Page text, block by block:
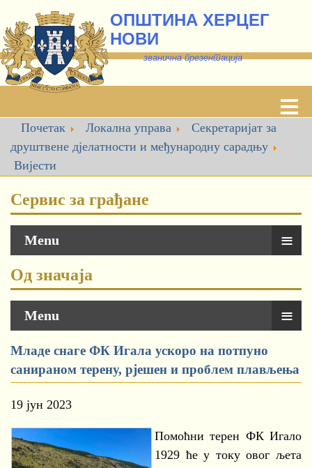
ОПШТИНА ХЕРЦЕГ
НОВИ
званична презентација
Почетак Локална управа
Секретаријат за
друштвене дјелатности и међународну сарадњу
Вијести
Сервис за грађане
Menu ≡
Од значаја
Menu ≡
Младе снаге ФК Игала ускоро на потпуно
санираном терену, рјешен и проблем плављења
19 јун 2023
Помоћни терен ФК Игало
1929 ће у току овог љета